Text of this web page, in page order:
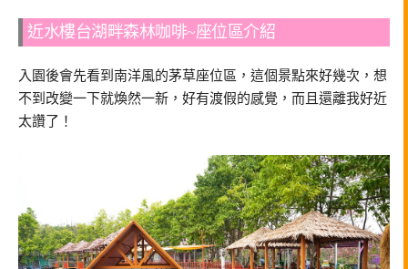
近水樓台湖畔森林咖啡~座位區介紹
入園後會先看到南洋風的茅草座位區，這個景點來好幾次，想
不到改變一下就煥然一新，好有渡假的感覺，而且還離我好近
太讚了！